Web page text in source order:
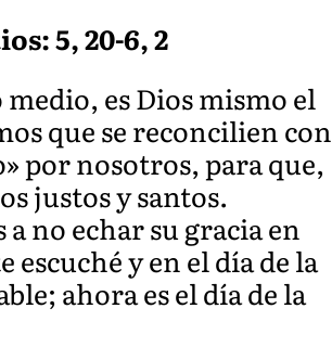
5, 20-6, 2
es Dios mismo el
que se reconcilien con
por nosotros, para que,
justos y santos.
no echar su gracia en
y en el día de la
ahora es el día de la